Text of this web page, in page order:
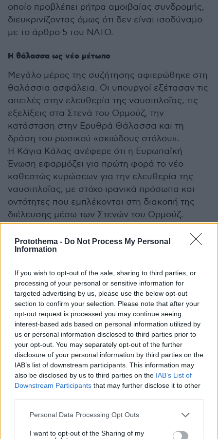
Protothema - Do Not Process My Personal
Information
If you wish to opt-out of the sale, sharing to third parties, or
processing of your personal or sensitive information for
targeted advertising by us, please use the below opt-out
section to confirm your selection. Please note that after your
opt-out request is processed you may continue seeing
interest-based ads based on personal information utilized by
us or personal information disclosed to third parties prior to
your opt-out. You may separately opt-out of the further
disclosure of your personal information by third parties on the
IAB’s list of downstream participants. This information may
also be disclosed by us to third parties on the IAB’s List of
Downstream Participants that may further disclose it to other
Please note that this website/app uses one or more Google
not limited to your visit or usage behaviour. You may click to
Personal Data Processing Opt Outs
I want to opt-out of the Sharing of my
οποίο προβλέπει ρήτρα αμοιβαίας συνδρομής,
διευκρινίζοντας όμως ότι δεν είναι ισοδύναμο
με το άρθρο 5 του ΝΑΤΟ.
Η θάλασσα ως νέο μέτωπο
Μεγάλο μέρος της συζήτησης αφιερώθηκε στη
θαλάσσια ασφάλεια. Οι υπουργοί εξέτασαν τις
απειλές στην ελευθερία της ναυσιπλοΐας, τις
εξελίξεις στα Στενά του Ορμούζ, την
κατάσταση στην Ερυθρά Θάλασσα και τη
δράση του ρωσικού «σκιώδους στόλου».
Η Κάγια Κάλας ανέφερε ότι η Ευρωπαϊκή
Ένωση εφαρμόζει για πρώτη φορά το νέο
καθεστώς κυρώσεων για την ελευθερία της
ναυσιπλοΐας, με στόχο ιρανικά πρόσωπα και
οντότητες που εμπλέκονται στη διακοπή της
διέλευσης μέσω των Στενών του Ορμούζ.
ευρωπαϊκής επιχείρησης «ΑΣΠΙΔΕΣ» στην
προστασία της ναυτιλίας στην Ερυθρά
«ΕΙΡΗΝΗ», η οποία έχει πλέον ενισχυμένους
κανόνες εμπλοκής για ελέγχους σε πλοία που
συνδέονται με τον ρωσικό σκιώδη στόλο.
Για την Ευρωπαϊκή Ένωση, το ζήτημα δεν είναι
μόνο η ασφάλεια των θαλάσσιων οδών, αλλά
και η αποκοπή εσόδων που επιτρέπουν στη
Ρωσία να χρηματοδοτεί τον πόλεμο στην
Ουκρανία.
Η τουρκική σκιά πάνω από τη σύνοδο
πραγματοποιήθηκε και υπό τη σκιά των